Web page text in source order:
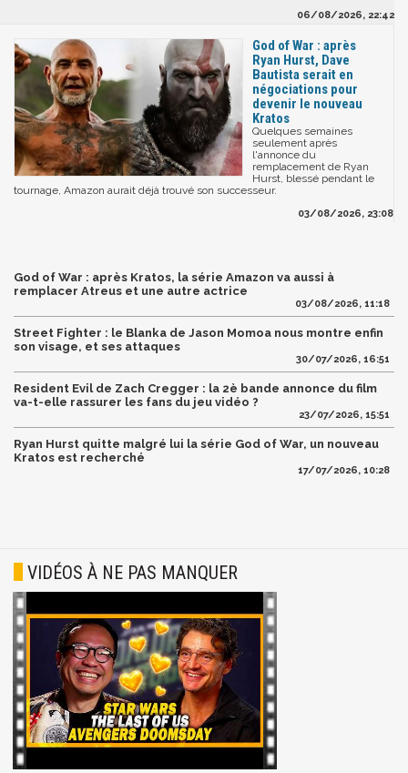
06/08/2026, 22:42
God of War : après
Ryan Hurst, Dave
Bautista serait en
négociations pour
devenir le nouveau
Kratos
Quelques semaines
seulement après
l'annonce du
remplacement de Ryan
Hurst, blessé pendant le
tournage, Amazon aurait déjà trouvé son successeur.
03/08/2026, 23:08
God of War : après Kratos, la série Amazon va aussi à
remplacer Atreus et une autre actrice
03/08/2026, 11:18
Street Fighter : le Blanka de Jason Momoa nous montre enfin
son visage, et ses attaques
30/07/2026, 16:51
Resident Evil de Zach Cregger : la 2è bande annonce du film
va-t-elle rassurer les fans du jeu vidéo ?
23/07/2026, 15:51
Ryan Hurst quitte malgré lui la série God of War, un nouveau
Kratos est recherché
17/07/2026, 10:28
VIDÉOS À NE PAS MANQUER